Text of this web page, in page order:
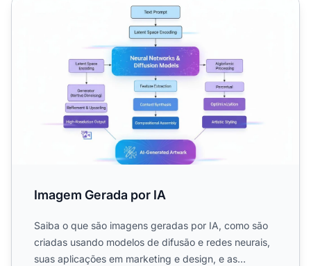
Imagem Gerada por IA
Saiba o que são imagens geradas por IA, como são
criadas usando modelos de difusão e redes neurais,
suas aplicações em marketing e design, e as